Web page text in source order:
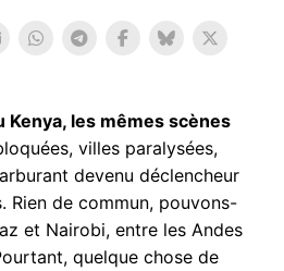
Kenya, les mêmes scènes
villes paralysées,
devenu déclencheur
Rien de commun, pouvons-
et Nairobi, entre les Andes
quelque chose de